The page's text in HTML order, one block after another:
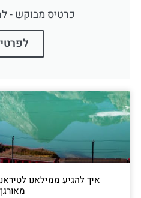
כרטיס מבוקש -
איך להגיע ממילאנו